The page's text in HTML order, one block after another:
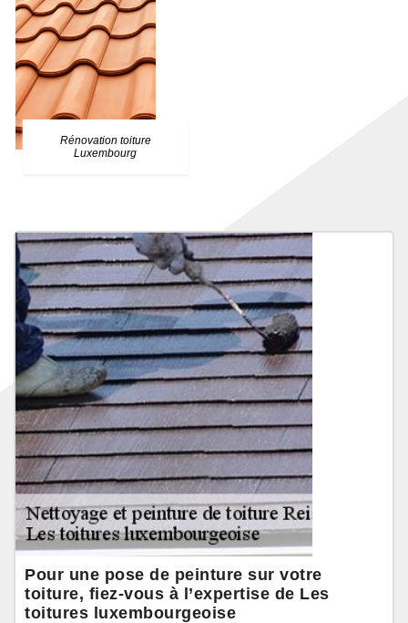
Rénovation toiture
Luxembourg
Pour une pose de peinture sur votre
toiture, fiez-vous à l’expertise de Les
toitures luxembourgeoise